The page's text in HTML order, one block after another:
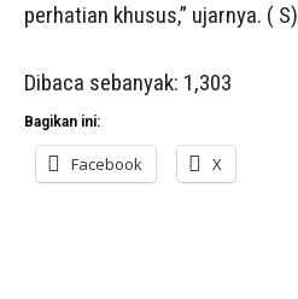
perhatian khusus,” ujarnya. ( S)
Dibaca sebanyak: 1,303
Bagikan ini:
Facebook X